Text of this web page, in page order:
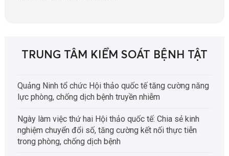
TRUNG TÂM KIỂM SOÁT BỆNH TẬT
Quảng Ninh tổ chức Hội thảo quốc tế tăng cường năng
lực phòng, chống dịch bệnh truyền nhiễm
Ngày làm việc thứ hai Hội thảo quốc tế: Chia sẻ kinh
nghiệm chuyển đổi số, tăng cường kết nối thực tiễn
trong phòng, chống dịch bệnh